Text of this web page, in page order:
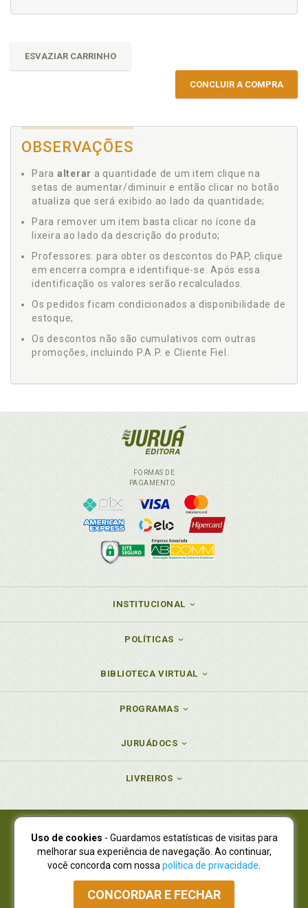
ESVAZIAR CARRINHO
CONCLUIR A COMPRA
OBSERVAÇÕES
Para alterar a quantidade de um item clique na
setas de aumentar/diminuir e então clicar no botão
atualiza que será exibido ao lado da quantidade;
Para remover um item basta clicar no ícone da
lixeira ao lado da descrição do produto;
Professores: para obter os descontos do PAP, clique
em encerra compra e identifique-se. Após essa
identificação os valores serão recalculados.
Os pedidos ficam condicionados a disponibilidade de
estoque;
Os descontos não são cumulativos com outras
promoções, incluindo P.A.P. e Cliente Fiel.
FORMAS DE
PAGAMENTO
INSTITUCIONAL
POLÍTICAS
BIBLIOTECA VIRTUAL
PROGRAMAS
JURUÁDOCS
LIVREIROS
Juruá Editora Ltda., CNPJ 77.535.508/0001-19
Juruá Informática Ltda., CNPJ 01.701.561/0001-80
NOVO ENDEREÇO:R. Flávio Dallegrave, 7665, São Lourenço |
Curitiba - Paraná - CEP 82210-310
Atendimento: (41) 4009-3900|Vendas Atacado: (41) 4009-3939
Uso de cookies - Guardamos estatísticas de visitas para
melhorar sua experiência de navegação. Ao continuar,
você concorda com nossa política de privacidade
CONCORDAR E FECHAR